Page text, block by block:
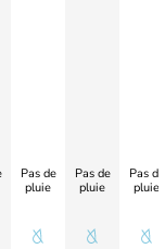
Pas de
pluie
Pas de
pluie
Pas de
pluie